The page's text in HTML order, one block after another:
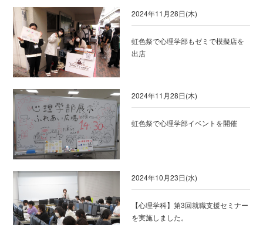
2024年11月28日(木)
虹色祭で心理学部もゼミで模擬店を
出店
2024年11月28日(木)
虹色祭で心理学部イベントを開催
2024年10月23日(水)
【心理学科】第3回就職支援セミナー
を実施しました。